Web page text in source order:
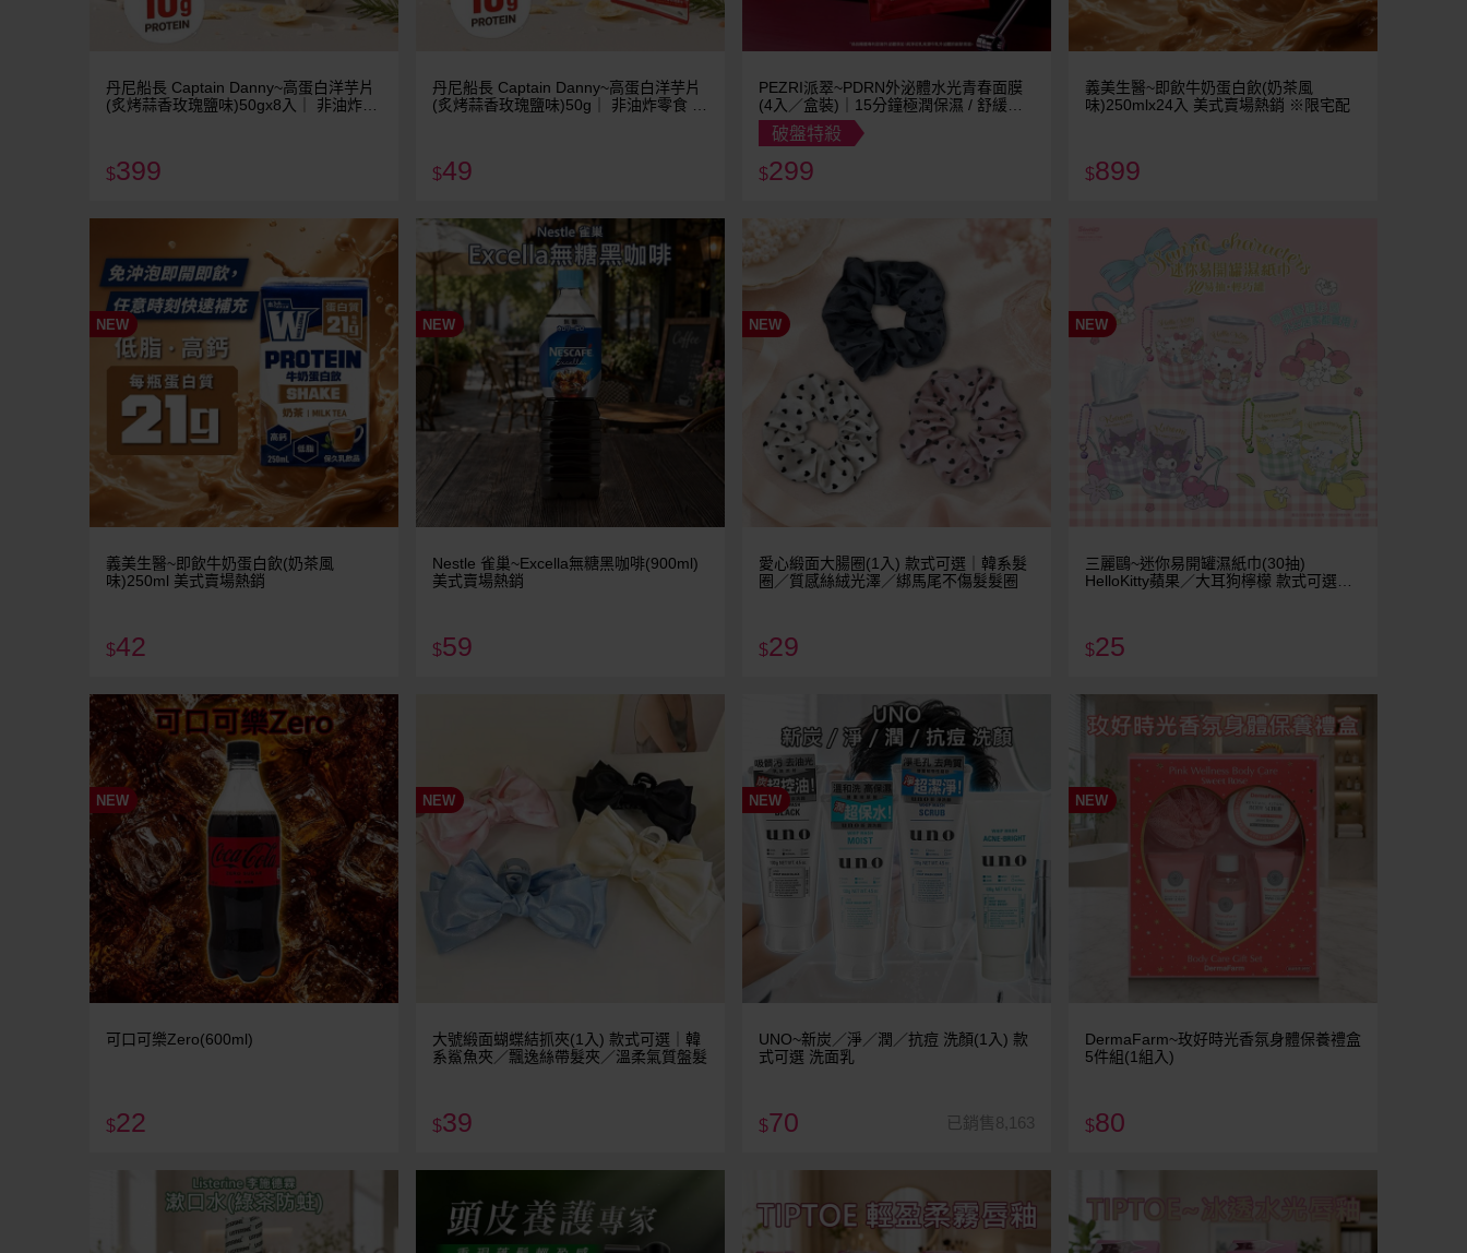
丹尼船長 Captain Danny~高蛋白洋芋片
(炙烤蒜香玫瑰鹽味)50gx8入｜ 非油炸零
$399
丹尼船長 Captain Danny~高蛋白洋芋片
(炙烤蒜香玫瑰鹽味)50g｜ 非油炸零食 低
$49
PEZRI派翠~PDRN外泌體水光青春面膜
(4入／盒裝)｜15分鐘極潤保濕 / 舒緩修
護長纖布敷膜
破盤特殺
$299
義美生醫~即飲牛奶蛋白飲(奶茶風
味)250mlx24入 美式賣場熱銷 ※限宅配
$899
NEW
義美生醫~即飲牛奶蛋白飲(奶茶風
味)250ml 美式賣場熱銷
$42
NEW
Nestle 雀巢~Excella無糖黑咖啡(900ml)
美式賣場熱銷
$59
NEW
愛心緞面大腸圈(1入) 款式可選｜韓系髮
圈／質感絲絨光澤／綁馬尾不傷髮髮圈
$29
NEW
三麗鷗~迷你易開罐濕紙巾(30抽)
HelloKitty蘋果／大耳狗檸檬 款式可選｜
$25
NEW
可口可樂Zero(600ml)
$22
NEW
大號緞面蝴蝶結抓夾(1入) 款式可選｜韓
系鯊魚夾／飄逸絲帶髮夾／溫柔氣質盤髮
$39
NEW
UNO~新炭／淨／潤／抗痘 洗顏(1入) 款
式可選 洗面乳
$70 已銷售8,163
NEW
DermaFarm~玫好時光香氛身體保養禮盒
5件組(1組入)
$80